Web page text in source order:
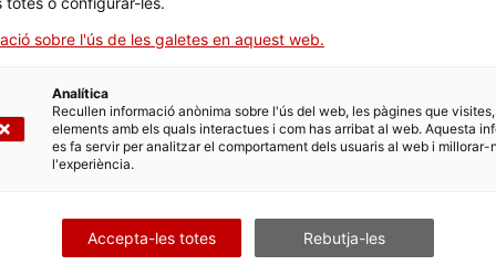
sobre l'ús de les galetes en aquest web.
Analítica
Recullen informació anònima sobre l'ús del web, les pàgines que
elements amb els quals interactues i com has arribat al web. Aquesta
es fa servir per analitzar el comportament dels usuaris al web i millorar-
l'experiència.
Accepta-les totes Rebutja-les